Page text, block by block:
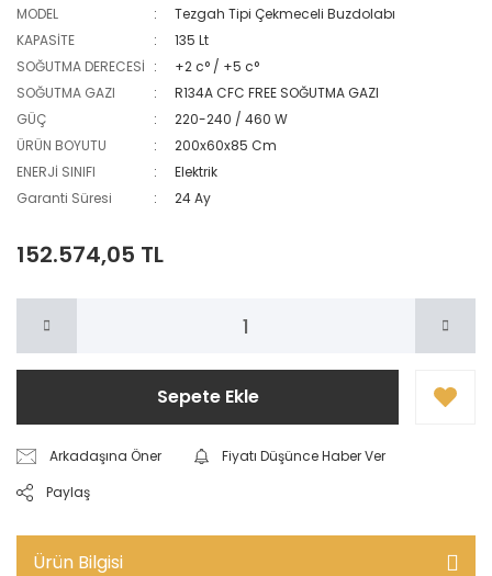
MODEL
Tezgah Tipi Çekmeceli Buzdolabı
KAPASİTE
135 Lt
SOĞUTMA DERECESİ
+2 c° / +5 c°
SOĞUTMA GAZI
R134A CFC FREE SOĞUTMA GAZI
GÜÇ
220-240 / 460 W
ÜRÜN BOYUTU
200x60x85 Cm
ENERJİ SINIFI
Elektrik
Garanti Süresi
24 Ay
152.574,05 TL
Sepete Ekle
Arkadaşına Öner
Fiyatı Düşünce Haber Ver
Paylaş
Ürün Bilgisi